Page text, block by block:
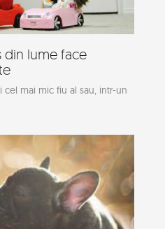
din lume face
cel mai mic fiu al sau, intr-un